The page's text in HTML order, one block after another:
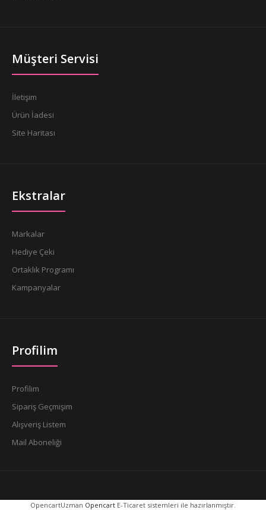
Müşteri Servisi
İletişim
Ürün İadesi
Site Haritası
Ekstralar
Markalar
Hediye Çeki
Ortaklık Programı
Kampanyalar
Profilim
Profilim
Sipariş Geçmişim
Alışveriş Listem
Mail Aboneliği
OpencartUzman Opencart E-Ticaret sistemleri ile hazırlanmıştır.